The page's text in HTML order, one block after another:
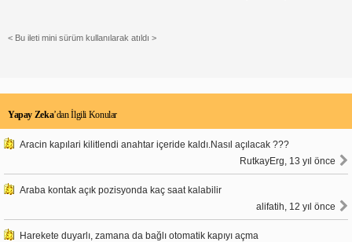
< Bu ileti mini sürüm kullanılarak atıldı >
Yapay Zeka’dan İlgili Konular
Aracin kapılari kilitlendi anahtar içeride kaldı.Nasıl açılacak ???
RutkayErg, 13 yıl önce
Araba kontak açık pozisyonda kaç saat kalabilir
alifatih, 12 yıl önce
Harekete duyarlı, zamana da bağlı otomatik kapıyı açma